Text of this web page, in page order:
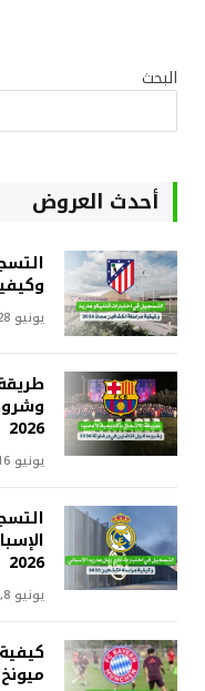
البحث
أحدث العروض
يونيو 28, 2026
2026
يونيو 16, 2026
2026
يونيو 8, 2026
ميونخ